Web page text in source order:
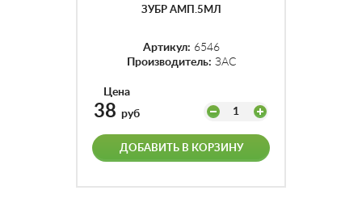
ЗУБР АМП.5МЛ
Артикул: 6546
Производитель: ЗАС
Цена
38 руб 1
ДОБАВИТЬ В КОРЗИНУ